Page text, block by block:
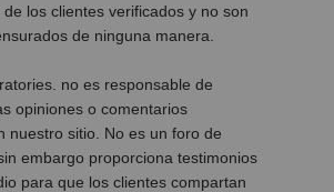
los clientes verificados y no son
de ninguna manera.
no es responsable de
opiniones o comentarios
nuestro sitio. No es un foro de
embargo proporciona testimonios
para que los clientes compartan